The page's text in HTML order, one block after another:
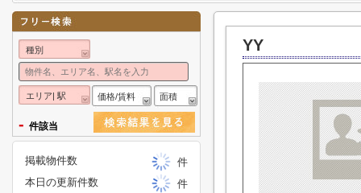
YY
種別
エリア| 駅 価格/賃料 面積
- 件該当
掲載物件数
件
本日の更新件数
件